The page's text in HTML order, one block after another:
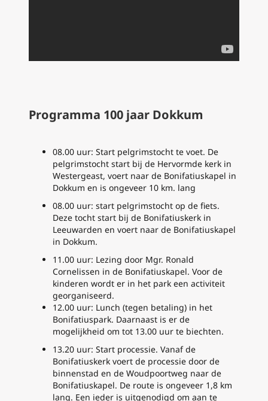
Programma 100 jaar Dokkum
08.00 uur: Start pelgrimstocht te voet. De
pelgrimstocht start bij de Hervormde kerk in
Westergeast, voert naar de Bonifatiuskapel in
Dokkum en is ongeveer 10 km. lang
08.00 uur: start pelgrimstocht op de fiets.
Deze tocht start bij de Bonifatiuskerk in
Leeuwarden en voert naar de Bonifatiuskapel
in Dokkum.
11.00 uur: Lezing door Mgr. Ronald
Cornelissen in de Bonifatiuskapel. Voor de
kinderen wordt er in het park een activiteit
georganiseerd.
12.00 uur: Lunch (tegen betaling) in het
Bonifatiuspark. Daarnaast is er de
mogelijkheid om tot 13.00 uur te biechten.
13.20 uur: Start processie. Vanaf de
Bonifatiuskerk voert de processie door de
binnenstad en de Woudpoortweg naar de
Bonifatiuskapel. De route is ongeveer 1,8 km
lang. Een ieder is uitgenodigd om aan te